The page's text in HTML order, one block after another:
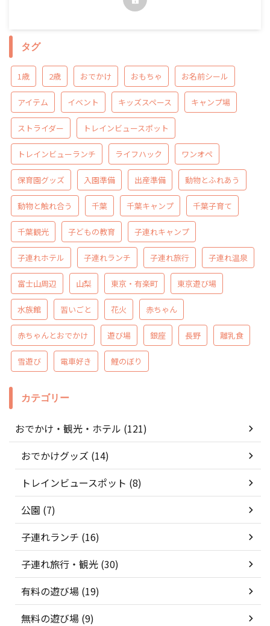
タグ
1歳 2歳 おでかけ おもちゃ お名前シール
アイテム イベント キッズスペース キャンプ場
ストライダー トレインビュースポット
トレインビューランチ ライフハック ワンオペ
保育園グッズ 入園準備 出産準備 動物とふれあう
動物と触れ合う 千葉 千葉キャンプ 千葉子育て
千葉観光 子どもの教育 子連れキャンプ
子連れホテル 子連れランチ 子連れ旅行 子連れ温泉
富士山周辺 山梨 東京・有楽町 東京遊び場
水族館 習いごと 花火 赤ちゃん
赤ちゃんとおでかけ 遊び場 銀座 長野 離乳食
雪遊び 電車好き 鯉のぼり
カテゴリー
おでかけ・観光・ホテル (121)
おでかけグッズ (14)
トレインビュースポット (8)
公園 (7)
子連れランチ (16)
子連れ旅行・観光 (30)
有料の遊び場 (19)
無料の遊び場 (9)